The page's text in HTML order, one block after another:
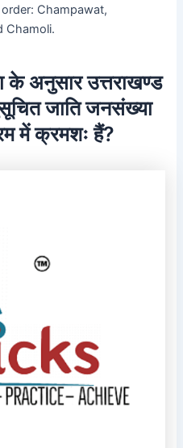
Champawat,
Chamoli.
के अनुसार उत्तराखण्ड
जाति जनसंख्या
में क्रमशः हैं?